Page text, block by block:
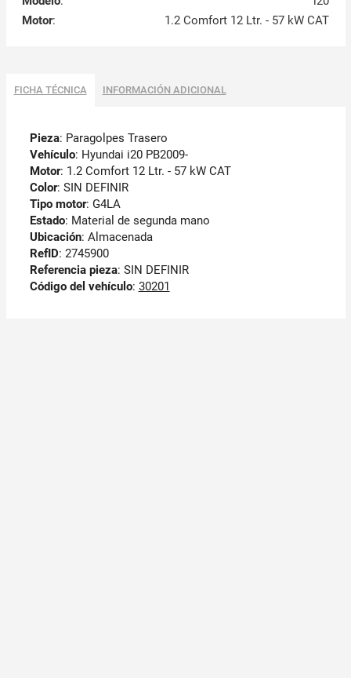
Motor: 1.2 Comfort 12 Ltr. - 57 kW CAT
FICHA TÉCNICA INFORMACIÓN ADICIONAL
Pieza: Paragolpes Trasero
Vehículo: Hyundai i20 PB2009-
Motor: 1.2 Comfort 12 Ltr. - 57 kW CAT
Color: SIN DEFINIR
Tipo motor: G4LA
Estado: Material de segunda mano
Ubicación: Almacenada
RefID: 2745900
Referencia pieza: SIN DEFINIR
Código del vehículo: 30201